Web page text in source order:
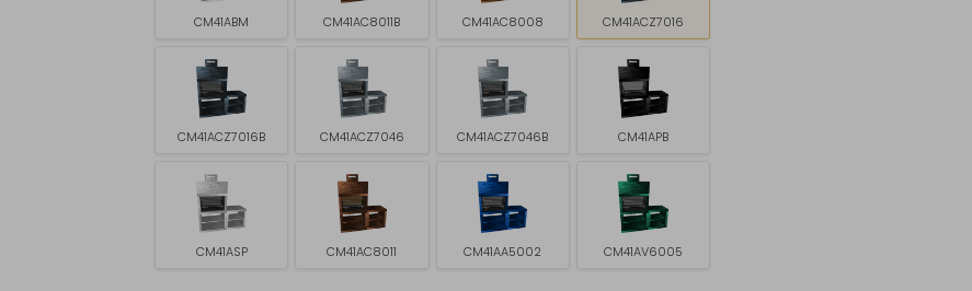
CM41ABM CM41AC8011B CM41AC8008 CM41ACZ7016
CM41ACZ7016B CM41ACZ7046 CM41ACZ7046B CM41APB
CM41ASP CM41AC8011 CM41AA5002 CM41AV6005